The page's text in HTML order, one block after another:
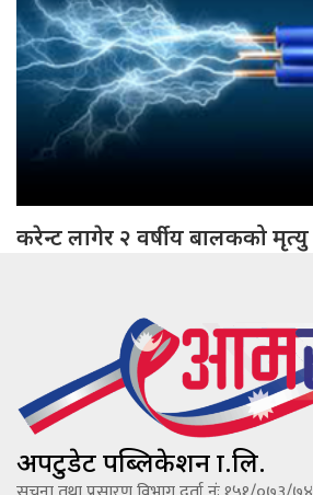
करेन्ट लागेर २ वर्षीय बालकको मृत्यु
अपटुडेट पब्लिकेशन प्रा.लि.